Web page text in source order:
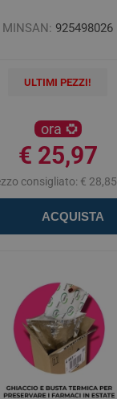
MINSAN: 925498026
ULTIMI PEZZI!
ora
€ 25,97
consigliato: € 28,85
ACQUISTA